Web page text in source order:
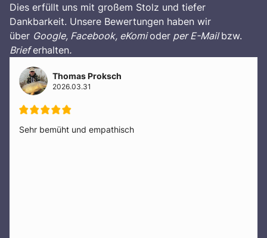
Dies erfüllt uns mit großem Stolz und tiefer
Dankbarkeit. Unsere Bewertungen haben wir
über Google, Facebook, eKomioder per E-Mailbzw.
Brieferhalten.
Thomas Proksch
2026.03.31
Sehr bemüht und empathisch